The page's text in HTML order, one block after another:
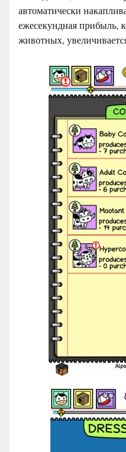
автоматически
ежесекундная прибыль,
животных,